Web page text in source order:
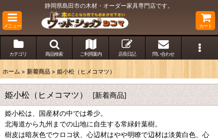
静岡県島田市の木材・オーダー家具専門店です。
メニュー カート
カテゴリ 商品検索 ご利用案内 店長日記 問い合わせ
ホーム > 新着商品 > 姫小松（ヒメコマツ）
姫小松（ヒメコマツ） [新着商品]
姫小松は、国産材の中では希少。
北海道から九州までの山地に自生する常緑針葉樹。
樹皮は暗灰色でウロコ状、心辺材はやや明瞭で辺材は淡黄白色、心